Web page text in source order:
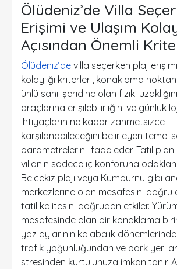
Ölüdeniz’de Villa
Erişimi ve Ulaşım
Açısından Önemli
Ölüdeniz’de villa seçerken plaj
kolaylığı kriterleri, konaklama
ünlü sahil şeridine olan fiziki
araçlarına erişilebilirliğini ve günlük
ihtiyaçların ne kadar zahmetsizce
karşılanabileceğini belirleyen temel
parametrelerini ifade eder. Tatil
villanın sadece iç konforuna
Belcekız plajı veya Kumburnu gibi
merkezlerine olan mesafesini doğru
tatil kalitesini doğrudan etkiler.
mesafesinde olan bir konaklama
yaz aylarının kalabalık
trafik yoğunluğundan ve park yeri
stresinden kurtulunuza imkan tanır.